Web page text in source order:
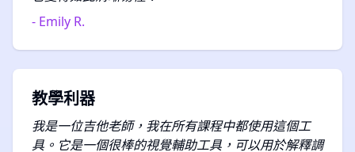
- Emily R.
教學利器
我是一位吉他老師，我在所有課程中都使用這個工
具。它是一個很棒的視覺輔助工具，可以用於解釋調